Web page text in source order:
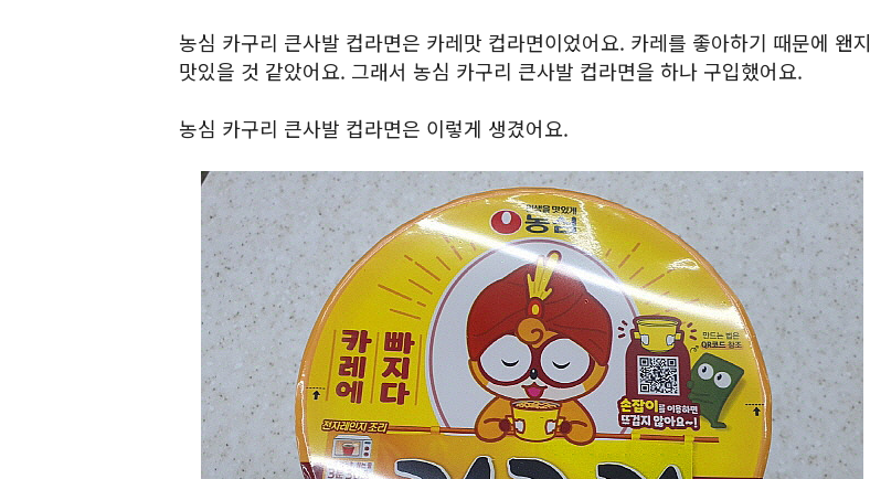
농심 카구리 큰사발 컵라면은 카레맛 컵라면이었어요. 카레를 좋아하기 때문에 왠지
맛있을 것 같았어요. 그래서 농심 카구리 큰사발 컵라면을 하나 구입했어요.
농심 카구리 큰사발 컵라면은 이렇게 생겼어요.